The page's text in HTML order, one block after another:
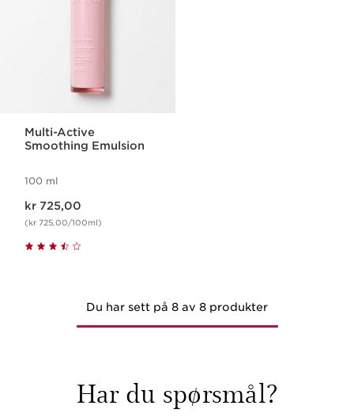
Multi-Active
Smoothing Emulsion
100 ml
kr 725,00
(kr 725,00/100ml)
Du har sett på 8 av 8 produkter
Har du spørsmål?